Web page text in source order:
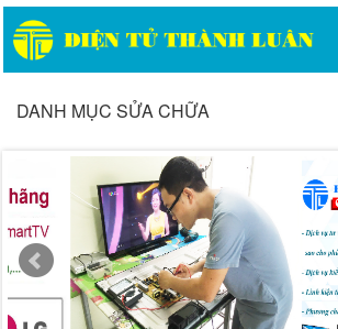
DANH MỤC SỬA CHỮA